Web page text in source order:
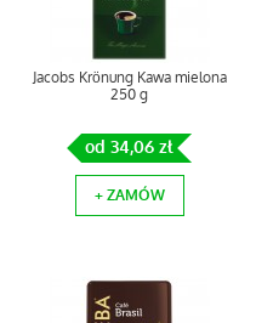
Jacobs Krönung Kawa mielona
250 g
od 34,06 zł
+ ZAMÓW